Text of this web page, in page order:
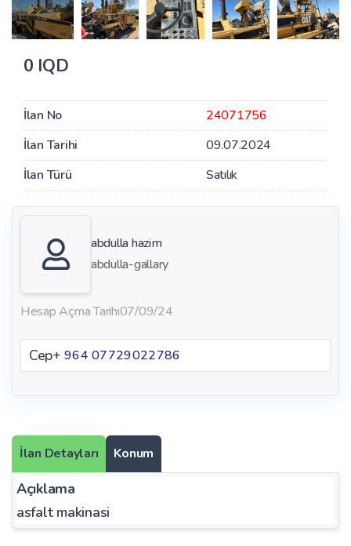
0 IQD
İlan No
24071756
İlan Tarihi
09.07.2024
İlan Türü
Satılık
abdulla hazim
abdulla-gallary
Hesap Açma Tarihi07/09/24
Cep+ 964 07729022786
İlan Detayları Konum
Açıklama
asfalt makinasi